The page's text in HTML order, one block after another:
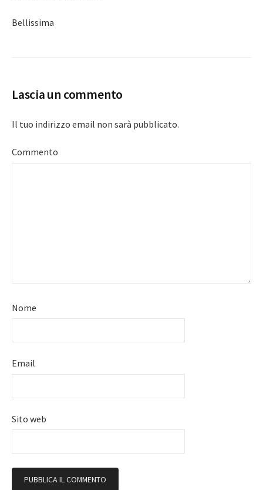
Bellissima
Lascia un commento
Il tuo indirizzo email non sarà pubblicato.
Commento
Nome
Email
Sito web